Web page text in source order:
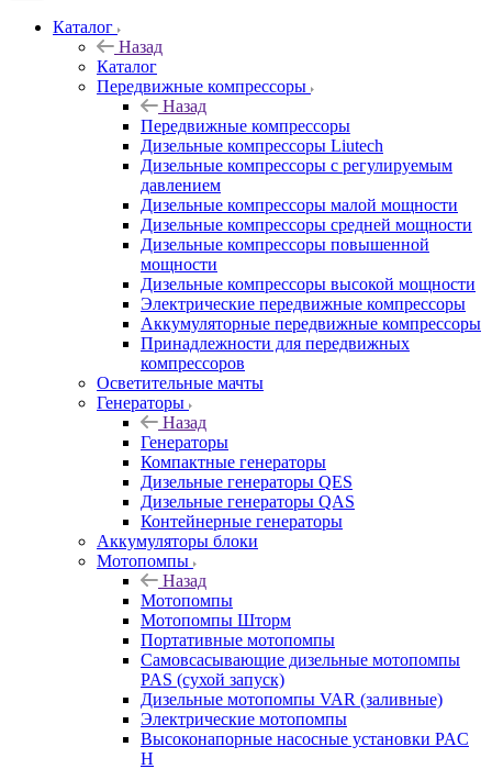
Каталог
Назад
Каталог
Передвижные компрессоры
Назад
Передвижные компрессоры
Дизельные компрессоры Liutech
Дизельные компрессоры с регулируемым
давлением
Дизельные компрессоры малой мощности
Дизельные компрессоры средней мощности
Дизельные компрессоры повышенной
мощности
Дизельные компрессоры высокой мощности
Электрические передвижные компрессоры
Аккумуляторные передвижные компрессоры
Принадлежности для передвижных
компрессоров
Осветительные мачты
Генераторы
Назад
Генераторы
Компактные генераторы
Дизельные генераторы QES
Дизельные генераторы QAS
Контейнерные генераторы
Аккумуляторы блоки
Мотопомпы
Назад
Мотопомпы
Мотопомпы Шторм
Портативные мотопомпы
Самовсасывающие дизельные мотопомпы
PAS (сухой запуск)
Дизельные мотопомпы VAR (заливные)
Электрические мотопомпы
Высоконапорные насосные установки PAC
H